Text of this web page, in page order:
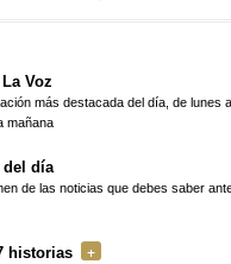
Voz
más destacada del día, de lunes
mañana
día
de las noticias que debes saber
historias